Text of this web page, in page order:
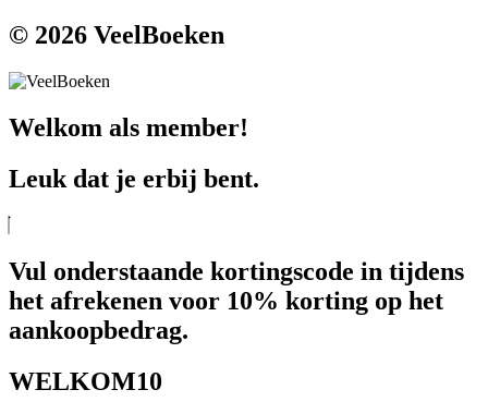
© 2026 VeelBoeken
Welkom als member!
Leuk dat je erbij bent.
Vul onderstaande kortingscode in tijdens
het afrekenen voor 10% korting op het
aankoopbedrag.
WELKOM10